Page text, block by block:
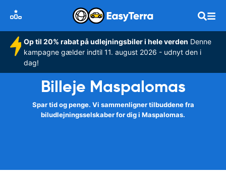
Op til 20% rabat på udlejningsbiler i hele verden Denne
kampagne gælder indtil 11. august 2026 - udnyt den i
dag!
Billeje Maspalomas
Spar tid og penge. Vi sammenligner tilbuddene fra
biludlejningsselskaber for dig i Maspalomas.